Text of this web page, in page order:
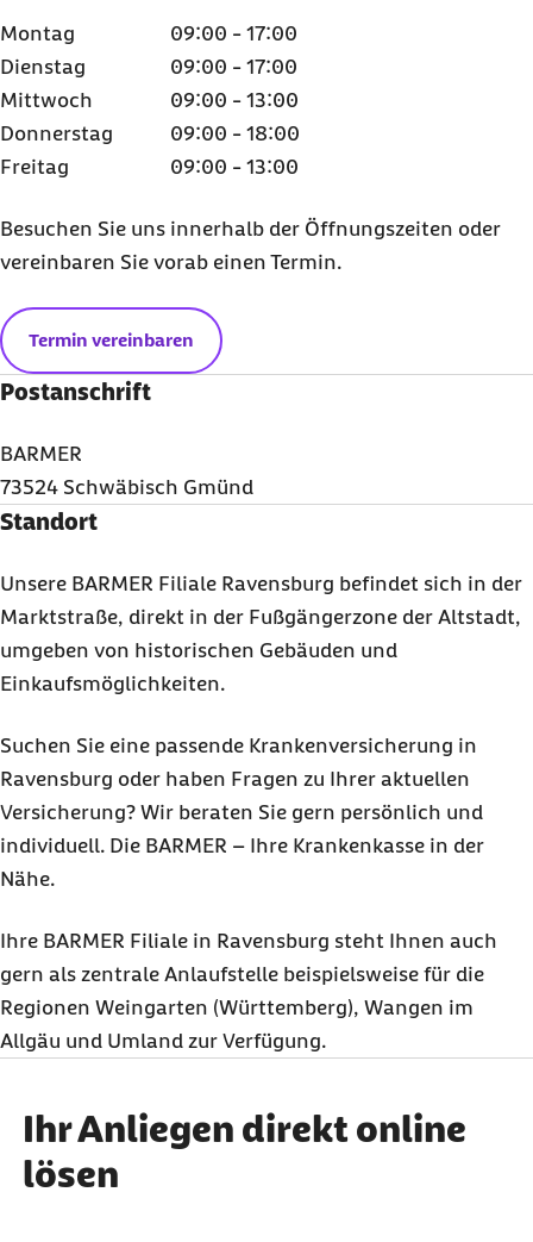
Montag
09:00 - 17:00
Dienstag
09:00 - 17:00
Mittwoch
09:00 - 13:00
Donnerstag
09:00 - 18:00
Freitag
09:00 - 13:00
Besuchen Sie uns innerhalb der Öffnungszeiten oder
vereinbaren Sie vorab einen Termin.
Termin vereinbaren
Postanschrift
BARMER
73524 Schwäbisch Gmünd
Standort
Unsere BARMER Filiale Ravensburg befindet sich in der
Marktstraße, direkt in der Fußgängerzone der Altstadt,
umgeben von historischen Gebäuden und
Einkaufsmöglichkeiten.
Suchen Sie eine passende Krankenversicherung in
Ravensburg oder haben Fragen zu Ihrer aktuellen
Versicherung? Wir beraten Sie gern persönlich und
individuell. Die BARMER – Ihre Krankenkasse in der
Nähe.
Ihre BARMER Filiale in Ravensburg steht Ihnen auch
gern als zentrale Anlaufstelle beispielsweise für die
Regionen Weingarten (Württemberg), Wangen im
Allgäu und Umland zur Verfügung.
Ihr Anliegen direkt online
lösen